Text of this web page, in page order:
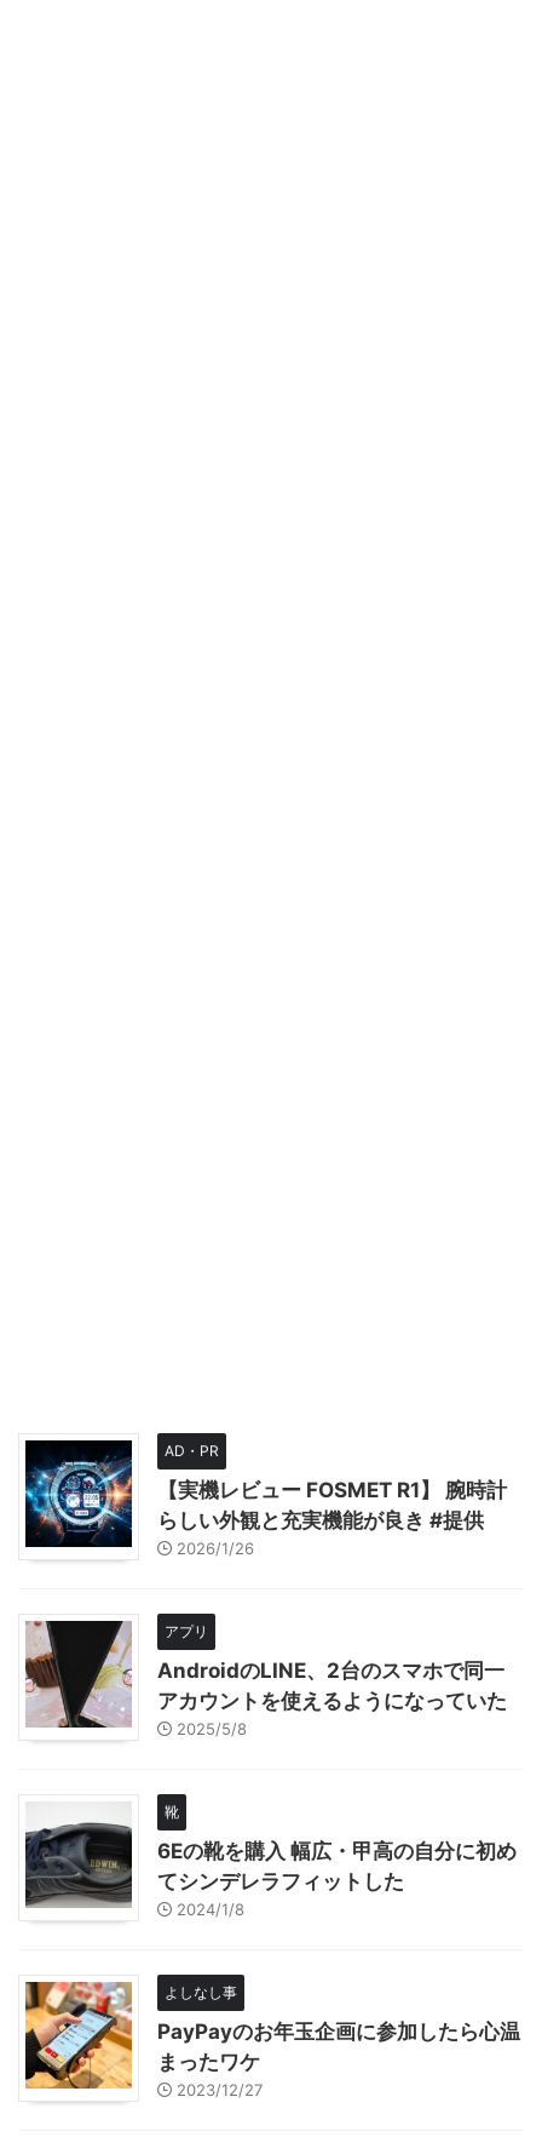
AD・PR
【実機レビュー FOSMET R1】 腕時計
らしい外観と充実機能が良き #提供
2026/1/26
アプリ
AndroidのLINE、2台のスマホで同一
アカウントを使えるようになっていた
2025/5/8
靴
6Eの靴を購入 幅広・甲高の自分に初め
てシンデレラフィットした
2024/1/8
よしなし事
PayPayのお年玉企画に参加したら心温
まったワケ
2023/12/27